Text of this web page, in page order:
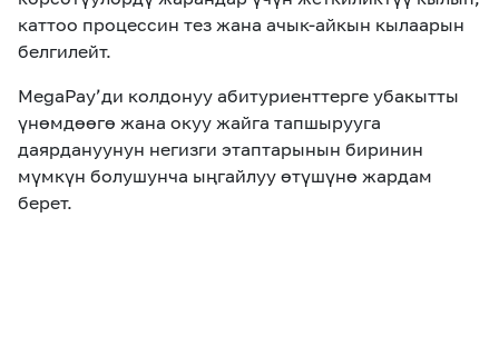
каттоо процессин тез жана ачык-айкын кылаарын
белгилейт.
MegaPay’ди колдонуу абитуриенттерге убакытты
үнөмдөөгө жана окуу жайга тапшырууга
даярдануунун негизги этаптарынын биринин
мүмкүн болушунча ыңгайлуу өтүшүнө жардам
берет.